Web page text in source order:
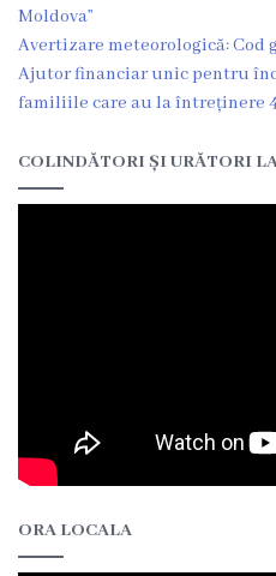
Servicii
Certificate/
Modele
de
Evenimente
Foto
Moldova”
Avertizare meteorologică: Cod
Ajutor financiar unic pentru
familiile care au la întreținere
COLINDĂTORI ȘI URĂTORI
ORA LOCALA